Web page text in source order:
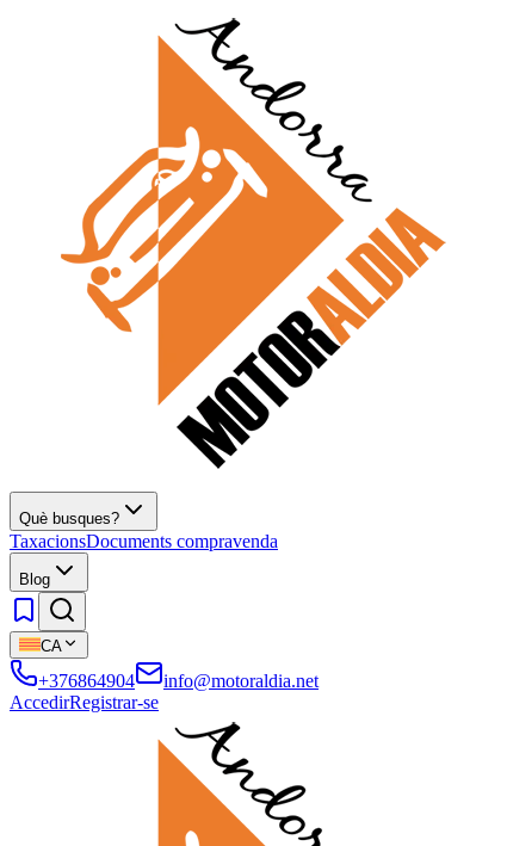
Què busques?
TaxacionsDocuments compravenda
Blog
CA
+376864904
info@motoraldia.net
AccedirRegistrar-se